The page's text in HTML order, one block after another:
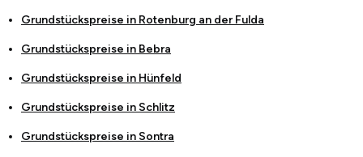
Grundstückspreise in Rotenburg an der Fulda
Grundstückspreise in Bebra
Grundstückspreise in Hünfeld
Grundstückspreise in Schlitz
Grundstückspreise in Sontra